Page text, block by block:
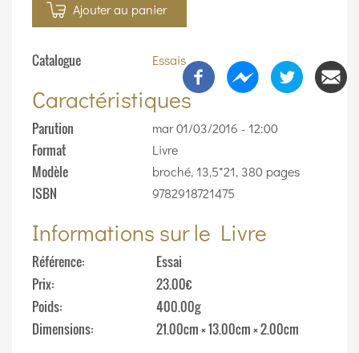
Ajouter au panier
Catalogue Essais
Caractéristiques
Parution mar 01/03/2016 - 12:00
Format Livre
Modèle broché, 13,5*21, 380 pages
ISBN 9782918721475
Informations sur le Livre
Référence
Essai
Prix
23.00€
Poids
400.00g
Dimensions
21.00cm × 13.00cm × 2.00cm